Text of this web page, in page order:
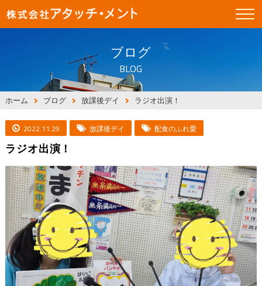
ブログ
BLOG
ホーム ブログ 放課後デイ ラジオ出演！
2022.11.29 放課後デイ 配食のふれ愛
ラジオ出演！